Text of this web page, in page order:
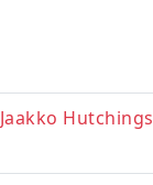
Jaakko Hutchings